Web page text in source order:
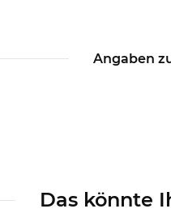
Angaben
Das könnte